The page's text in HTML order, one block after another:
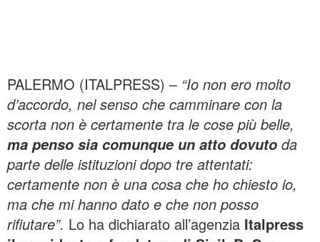
PALERMO (ITALPRESS) – “Io non ero molto
d’accordo, nel senso che camminare con la
scorta non è certamente tra le cose più belle,
ma penso sia comunque un atto dovuto da
parte delle istituzioni dopo tre attentati:
certamente non è una cosa che ho chiesto io,
ma che mi hanno dato e che non posso
rifiutare”. Lo ha dichiarato all’agenzia Italpress